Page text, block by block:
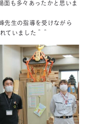
面も多々あったかと思いま
先生の指導を受けながら
ていました＾＾